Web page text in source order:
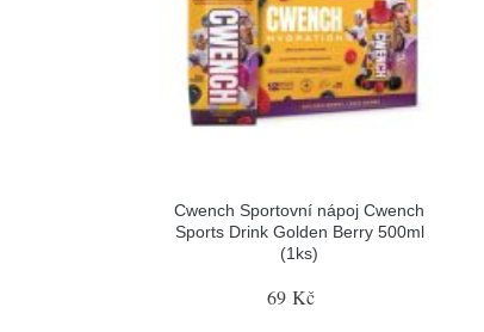
Cwench Sportovní nápoj Cwench
Sports Drink Golden Berry 500ml
(1ks)
69 Kč